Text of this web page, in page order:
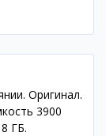
Оригинал.
3900
ГБ.